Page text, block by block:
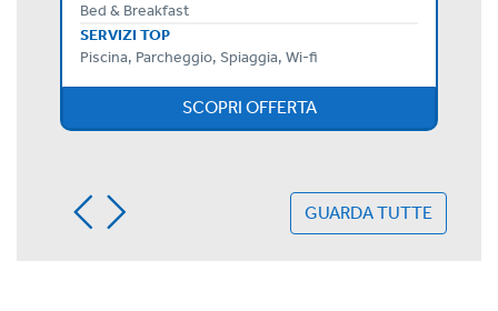
Bed & Breakfast
SERVIZI TOP
Piscina, Parcheggio, Spiaggia, Wi-fi
SCOPRI OFFERTA
GUARDA TUTTE